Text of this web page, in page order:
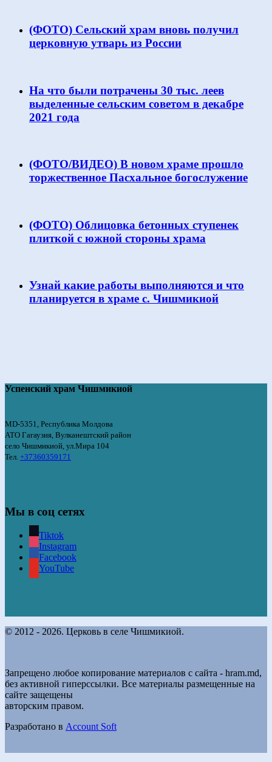
(ФОТО) Сельский храм вновь получил
церковную утварь из России
На что были потрачены 30 тыс. леев
выделенные сельским советом в декабре
2021 года
(ФОТО/ВИДЕО) В новом храме прошло
торжественное Пасхальное богослужение
(ФОТО) Облицовка бетонных ступенек
плиткой с южной стороны храма
Узнай какие работы выполняются и что
планируется в храме с. Чишмикиой
Успенский храм Чишмикиой
MD-5351, Республика Молдова
АТО Гагаузия, Вулканештский район
село Чишмикиой, ул.Мира 104
Тел. +37360359171
Мы в соц сетях
Tiktok
Instagram
Facebook
YouTube
© 2012 - 2026. Церковь в селе Чишмикиой.
Запрещено любое копирование материалов с сайта - hram.md,
без активной гиперссылки. Все материалы размещенные на
сайте защещены
авторским правом.
Разработано в Account Soft